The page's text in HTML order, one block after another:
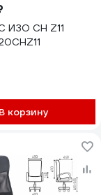
ИЗО СН Z11
В корзину